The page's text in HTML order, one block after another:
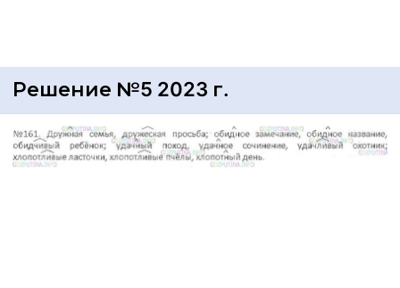
Решение №5 2023 г.